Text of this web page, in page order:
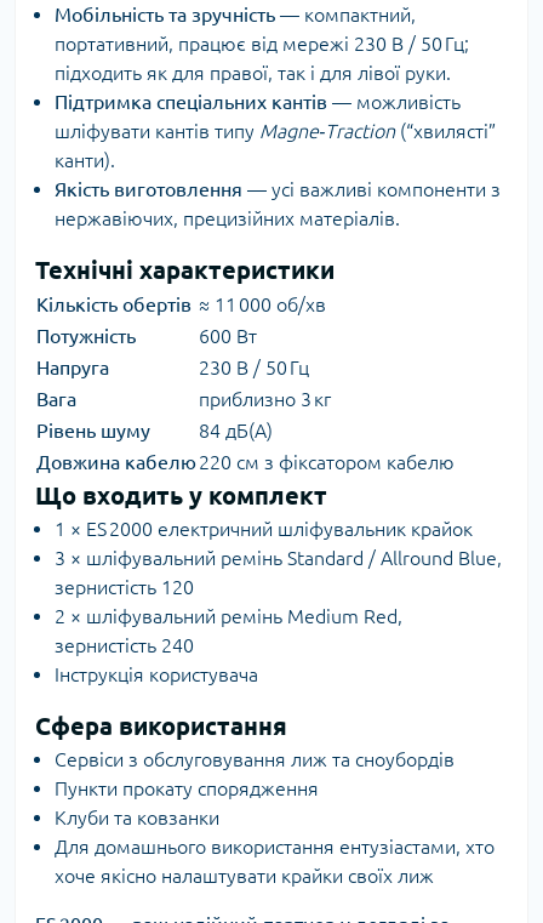
Мобільність та зручність — компактний,
портативний, працює від мережі 230 В / 50 Гц;
підходить як для правої, так і для лівої руки.
Підтримка спеціальних кантів — можливість
шліфувати кантів типу Magne‑Traction(“хвилясті”
канти).
Якість виготовлення — усі важливі компоненти з
нержавіючих, прецизійних матеріалів.
Технічні характеристики
Кількість обертів ≈ 11 000 об/хв
Потужність
600 Вт
Напруга
230 В / 50 Гц
Вага
приблизно 3 кг
Рівень шуму
84 дБ(A)
Довжина кабелю220 см з фіксатором кабелю
Що входить у комплект
1 × ES 2000 електричний шліфувальник крайок
3 × шліфувальний ремінь Standard / Allround Blue,
зернистість 120
2 × шліфувальний ремінь Medium Red,
зернистість 240
Інструкція користувача
Сфера використання
Сервіси з обслуговування лиж та сноубордів
Пункти прокату спорядження
Клуби та ковзанки
Для домашнього використання ентузіастами, хто
хоче якісно налаштувати крайки своїх лиж